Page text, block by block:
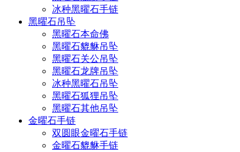
冰种黑曜石手链
黑曜石吊坠
黑曜石本命佛
黑曜石貔貅吊坠
黑曜石关公吊坠
黑曜石龙牌吊坠
冰种黑曜石吊坠
黑曜石狐狸吊坠
黑曜石其他吊坠
金曜石手链
双圆眼金曜石手链
金曜石貔貅手链